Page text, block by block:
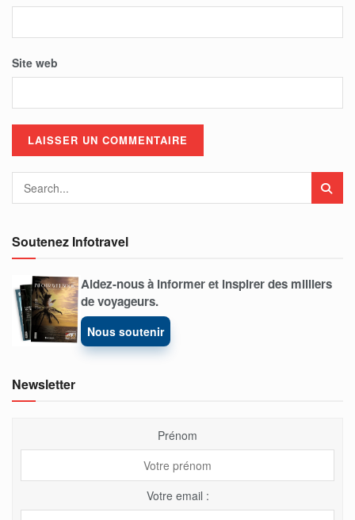
Site web
Soutenez Infotravel
Aidez-nous à informer et inspirer des milliers
de voyageurs.
Nous soutenir
Newsletter
Prénom
Votre email :